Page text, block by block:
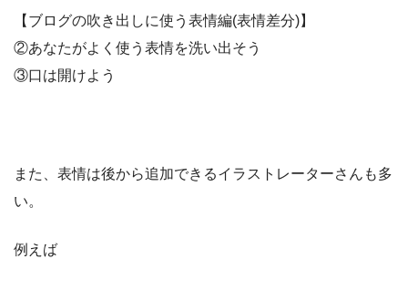
【ブログの吹き出しに使う表情編(表情差分)】
②あなたがよく使う表情を洗い出そう
③口は開けよう
また、表情は後から追加できるイラストレーターさんも多
い。
例えば